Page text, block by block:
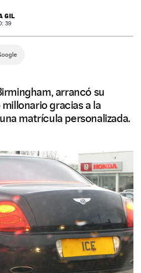
GIL
39
arrancó su
gracias a la
matrícula personalizada.